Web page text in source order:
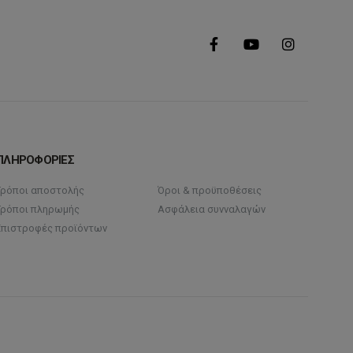
αποστολής
πληρωμής
προϊόντων
Όροι & προϋποθέσεις
Ασφάλεια συνναλαγών